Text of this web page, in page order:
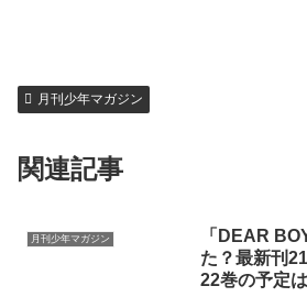
月刊少年マガジン
関連記事
月刊少年マガジン
「DEAR
た？最新刊
22巻の予定